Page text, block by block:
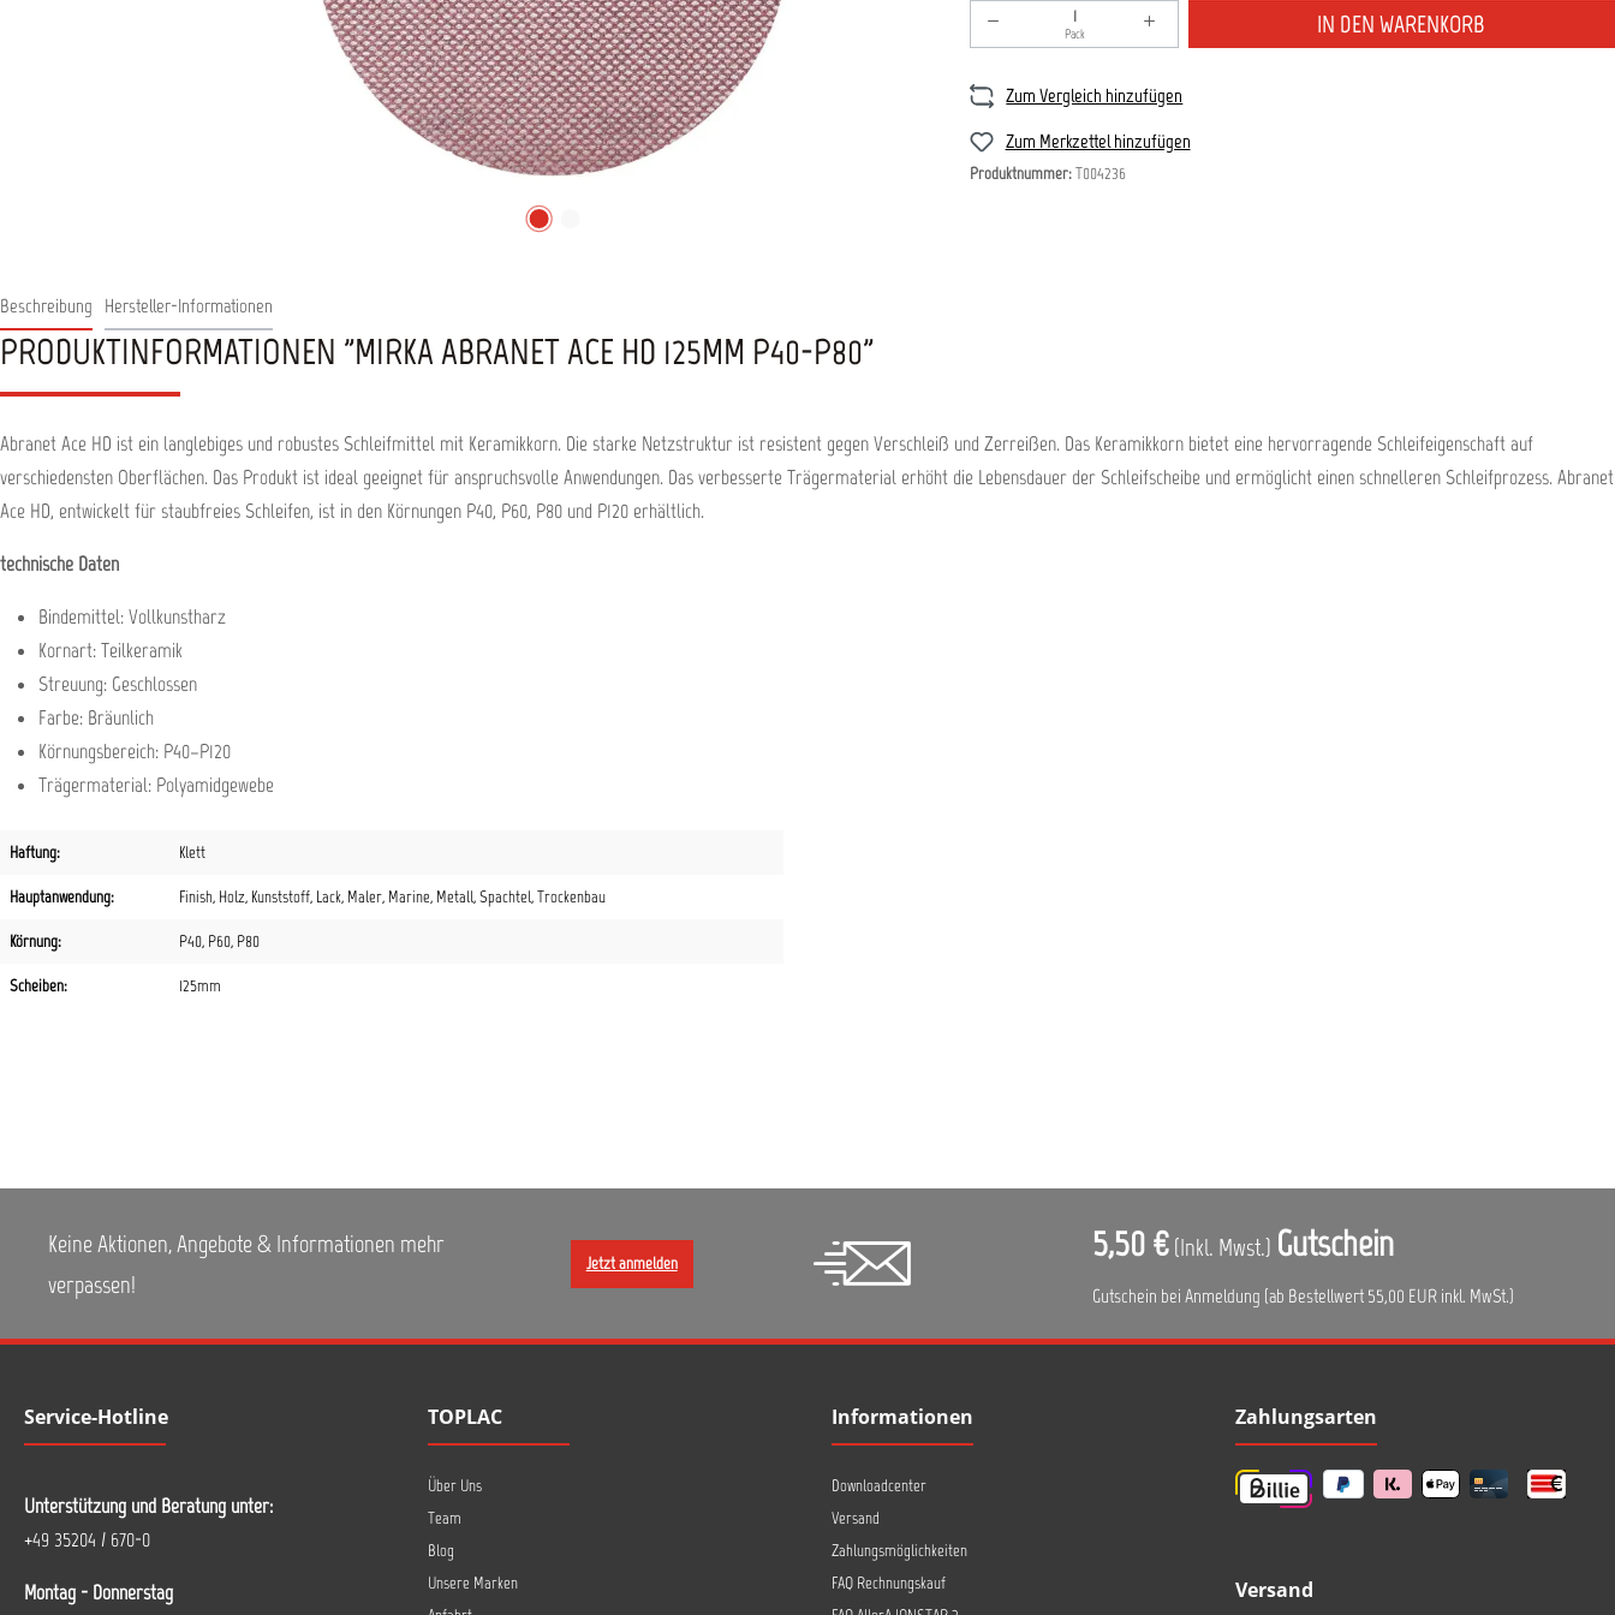
Produkt Anzahl: Gib den gewünschten Wert ein oder benutze
Pack IN DEN WARENKORB
Zum Vergleich hinzufügen
Zum Merkzettel hinzufügen
Produktnummer:T004236
Beschreibung Hersteller-Informationen
PRODUKTINFORMATIONEN "MIRKA ABRANET ACE HD 125MM P40-P80"
Abranet Ace HD ist ein langlebiges und robustes Schleifmittel mit Keramikkorn. Die starke Netzstruktur ist resistent gegen Verschleiß und Zerreißen. Das Keramikkorn bietet eine hervorragende Schleifeigenschaft auf
verschiedensten Oberflächen. Das Produkt ist ideal geeignet für anspruchsvolle Anwendungen. Das verbesserte Trägermaterial erhöht die Lebensdauer der Schleifscheibe und ermöglicht einen schnelleren Schleifprozess. Abranet
Ace HD, entwickelt für staubfreies Schleifen, ist in den Körnungen P40, P60, P80 und P120 erhältlich.
technische Daten
Bindemittel: Vollkunstharz
Kornart: Teilkeramik
Streuung: Geschlossen
Farbe: Bräunlich
Körnungsbereich: P40–P120
Trägermaterial: Polyamidgewebe
Haftung: Klett
Hauptanwendung: Finish, Holz, Kunststoff, Lack, Maler, Marine, Metall, Spachtel, Trockenbau
Körnung: P40, P60, P80
Scheiben: 125mm
Keine Aktionen, Angebote & Informationen mehr
verpassen!
Jetzt anmelden 5,50 € (Inkl. Mwst.) Gutschein
Gutschein bei Anmeldung (ab Bestellwert 55,00 EUR inkl. MwSt.)
Service-Hotline
Unterstützung und Beratung unter:
+49 35204 / 670-0
Montag - Donnerstag
TOPLAC
Über Uns
Team
Blog
Unsere Marken
Informationen
Downloadcenter
Versand
Zahlungsmöglichkeiten
FAQ Rechnungskauf
Zahlungsarten
Versand